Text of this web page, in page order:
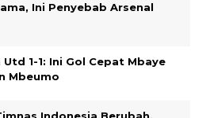
Ini Penyebab Arsenal
Utd 1-1: Ini Gol Cepat Mbaye
Mbeumo